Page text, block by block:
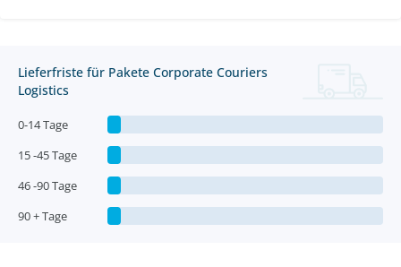
Lieferfriste für Pakete Corporate Couriers
Logistics
0-14 Tage
15 -45 Tage
46 -90 Tage
90 + Tage